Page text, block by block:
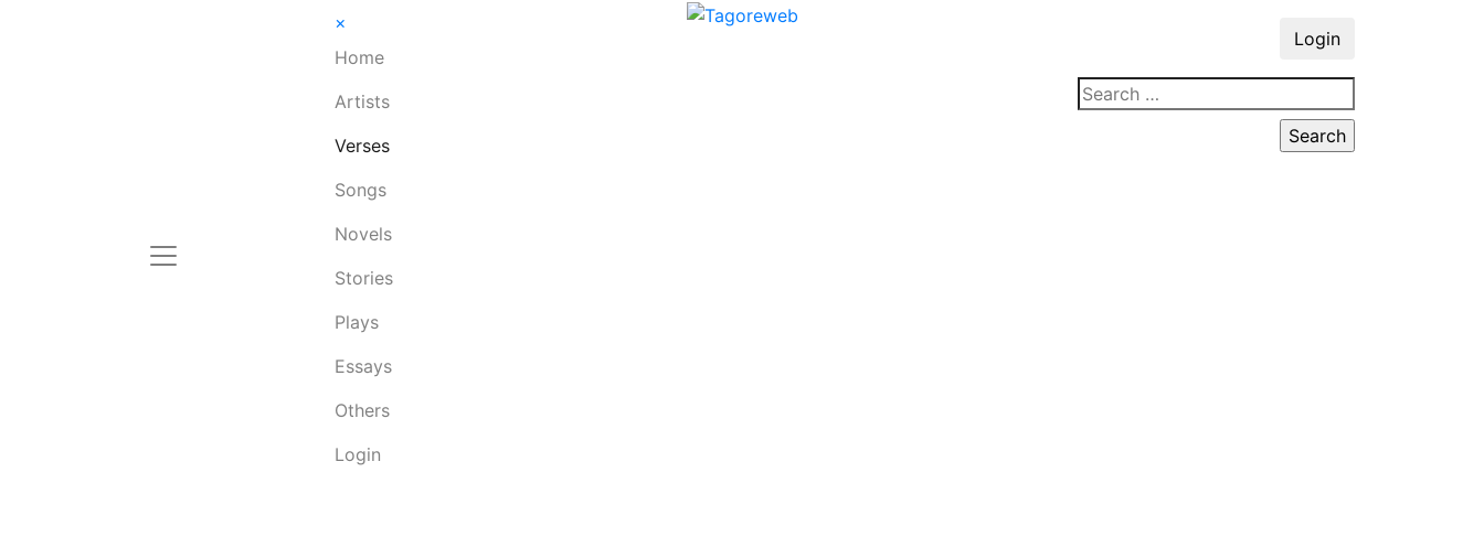
×
Home
Artists
Verses
Songs
Novels
Stories
Plays
Essays
Others
Login
Login